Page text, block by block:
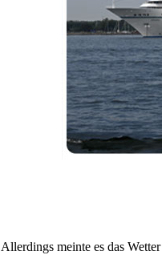
Allerdings meinte es das